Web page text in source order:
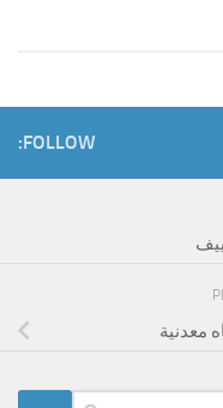
FOLLOW:
معدنية